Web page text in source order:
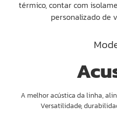
A melhor acústica da linha,
Versatilidade,